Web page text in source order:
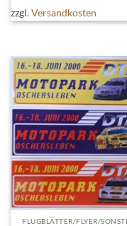
zzgl.Versandkosten